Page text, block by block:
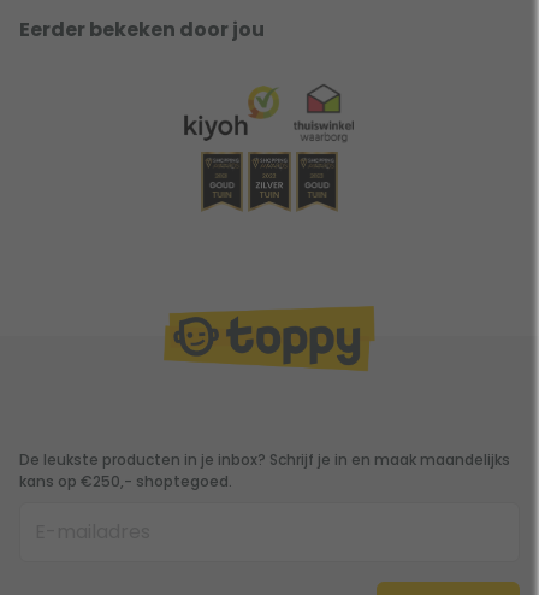
Eerder bekeken door jou
De leukste producten in je inbox? Schrijf je in en maak maandelijks
kans op €250,- shoptegoed.